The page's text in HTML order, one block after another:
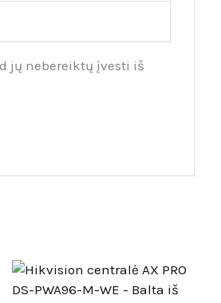
jų nebereiktų įvesti iš
This